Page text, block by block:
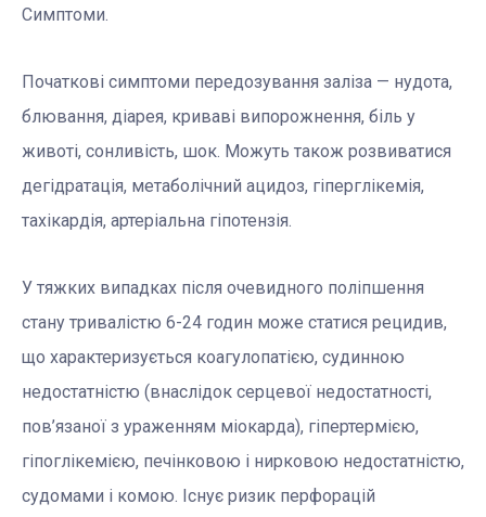
Симптоми.
Початкові симптоми передозування заліза — нудота,
блювання, діарея, криваві випорожнення, біль у
животі, сонливість, шок. Можуть також розвиватися
дегідратація, метаболічний ацидоз, гіперглікемія,
тахікардія, артеріальна гіпотензія.
У тяжких випадках після очевидного поліпшення
стану тривалістю 6-24 годин може статися рецидив,
що характеризується коагулопатією, судинною
недостатністю (внаслідок серцевої недостатності,
пов’язаної з ураженням міокарда), гіпертермією,
гіпоглікемією, печінковою і нирковою недостатністю,
судомами і комою. Існує ризик перфорацій